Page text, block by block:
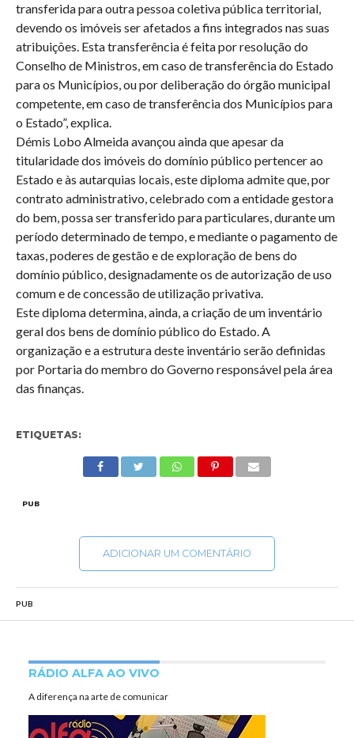
transferida para outra pessoa coletiva pública territorial,
devendo os imóveis ser afetados a fins integrados nas suas
atribuições. Esta transferência é feita por resolução do
Conselho de Ministros, em caso de transferência do Estado
para os Municípios, ou por deliberação do órgão municipal
competente, em caso de transferência dos Municípios para
o Estado”, explica.
Démis Lobo Almeida avançou ainda que apesar da
titularidade dos imóveis do domínio público pertencer ao
Estado e às autarquias locais, este diploma admite que, por
contrato administrativo, celebrado com a entidade gestora
do bem, possa ser transferido para particulares, durante um
período determinado de tempo, e mediante o pagamento de
taxas, poderes de gestão e de exploração de bens do
domínio público, designadamente os de autorização de uso
comum e de concessão de utilização privativa.
Este diploma determina, ainda, a criação de um inventário
geral dos bens de domínio público do Estado. A
organização e a estrutura deste inventário serão definidas
por Portaria do membro do Governo responsável pela área
das finanças.
ETIQUETAS:
PUB
ADICIONAR UM COMENTÁRIO
PUB
RÁDIO ALFA AO VIVO
A diferença na arte de comunicar